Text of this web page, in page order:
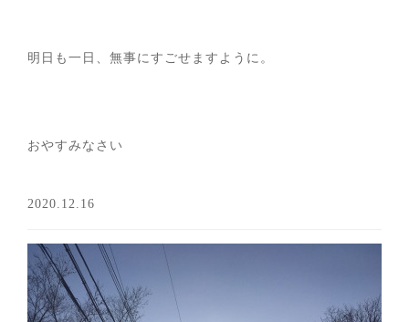
明日も一日、無事にすごせますように。
おやすみなさい
2020.12.16